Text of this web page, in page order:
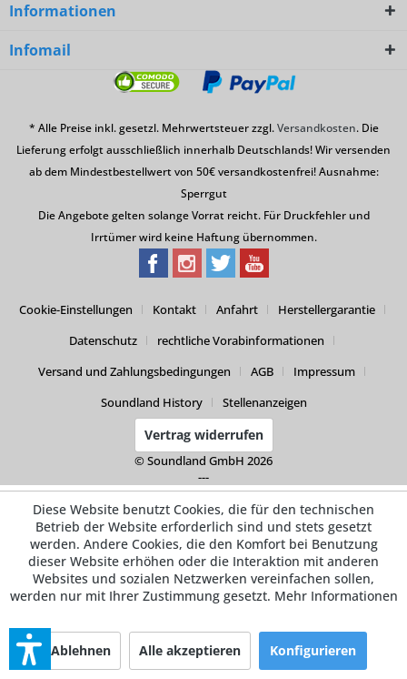
Informationen
Infomail
* Alle Preise inkl. gesetzl. Mehrwertsteuer zzgl.Versandkosten. Die
Lieferung erfolgt ausschließlich innerhalb Deutschlands! Wir versenden
ab dem Mindestbestellwert von 50€ versandkostenfrei! Ausnahme:
Sperrgut
Die Angebote gelten solange Vorrat reicht. Für Druckfehler und
Irrtümer wird keine Haftung übernommen.
Cookie-Einstellungen Kontakt Anfahrt
Herstellergarantie
Datenschutz
rechtliche Vorabinformationen
Versand und Zahlungsbedingungen
AGB
Impressum
Soundland History
Stellenanzeigen
Vertrag widerrufen
© Soundland GmbH 2026
---
Diese Website benutzt Cookies, die für den technischen
Betrieb der Website erforderlich sind und stets gesetzt
werden. Andere Cookies, die den Komfort bei Benutzung
dieser Website erhöhen oder die Interaktion mit anderen
Websites und sozialen Netzwerken vereinfachen sollen,
werden nur mit Ihrer Zustimmung gesetzt. Mehr Informationen
Ablehnen Alle akzeptieren Konfigurieren